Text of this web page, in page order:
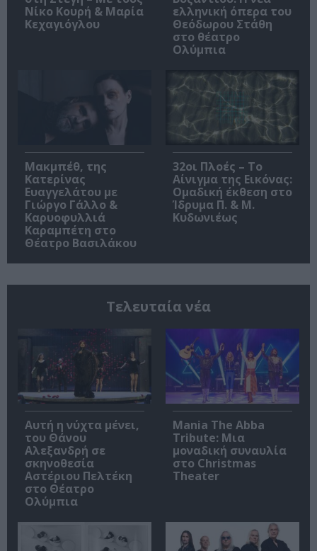
Νίκο Κουρή & Μαρία
Κεχαγιόγλου
ελληνική όπερα του
Θεόδωρου Στάθη
στο θέατρο
Ολύμπια
Μακμπέθ, της
Κατερίνας
Ευαγγελάτου με
Γιώργο Γάλλο &
Καρυοφυλλιά
Καραμπέτη στο
Θέατρο Βασιλάκου
32οι Πλοές – Το
Αίνιγμα της Εικόνας:
Ομαδική έκθεση στο
Ίδρυμα Π. & Μ.
Κυδωνιέως
Τελευταία νέα
Αυτή η νύχτα μένει,
του Θάνου
Αλεξανδρή σε
σκηνοθεσία
Αστέριου Πελτέκη
στο Θέατρο
Ολύμπια
Mania The Abba
Tribute: Μια
μοναδική συναυλία
στο Christmas
Theater